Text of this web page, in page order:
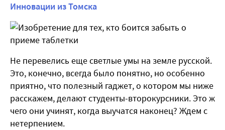
Инновации из Томска
Не перевелись еще светлые умы на земле русской.
Это, конечно, всегда было понятно, но особенно
приятно, что полезный гаджет, о котором мы ниже
расскажем, делают студенты-второкурсники. Это ж
чего они учинят, когда выучатся наконец? Ждем с
нетерпением.